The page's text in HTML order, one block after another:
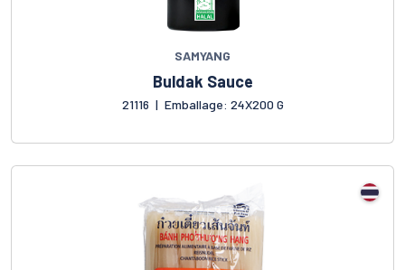
SAMYANG
Buldak Sauce
21116 | Emballage: 24X200 G